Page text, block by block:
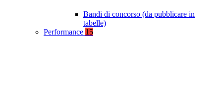
Bandi di concorso (da pubblicare in
tabelle)
Performance 15